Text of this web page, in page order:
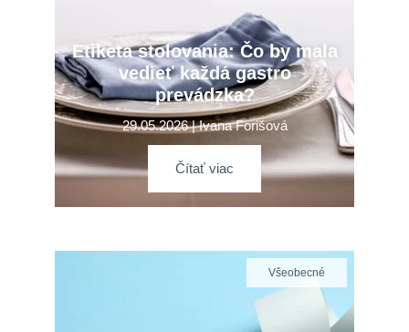
Etiketa stolovania: Čo by mala
vedieť každá gastro
prevádzka?
29.05.2026 | Ivana Forišová
Čítať viac
Všeobecné